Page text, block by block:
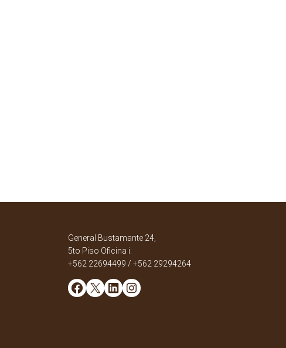
General Bustamante 24,
5to Piso Oficina i.
+562 22694499 / +562 29294264